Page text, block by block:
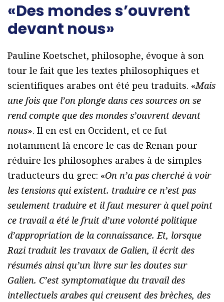
«Des mondes s’ouvrent
devant nous»
Pauline Koetschet, philosophe, évoque à son
tour le fait que les textes philosophiques et
scientifiques arabes ont été peu traduits. «Mais
une fois que l’on plonge dans ces sources on se
rend compte que des mondes s’ouvrent devant
nous». Il en est en Occident, et ce fut
notamment là encore le cas de Renan pour
réduire les philosophes arabes à de simples
traducteurs du grec: «On n’a pas cherché à voir
les tensions qui existent. traduire ce n’est pas
seulement traduire et il faut mesurer à quel point
ce travail a été le fruit d’une volonté politique
d’appropriation de la connaissance. Et, lorsque
Razi traduit les travaux de Galien, il écrit des
résumés ainsi qu’un livre sur les doutes sur
Galien. C’est symptomatique du travail des
intellectuels arabes qui creusent des brèches, des